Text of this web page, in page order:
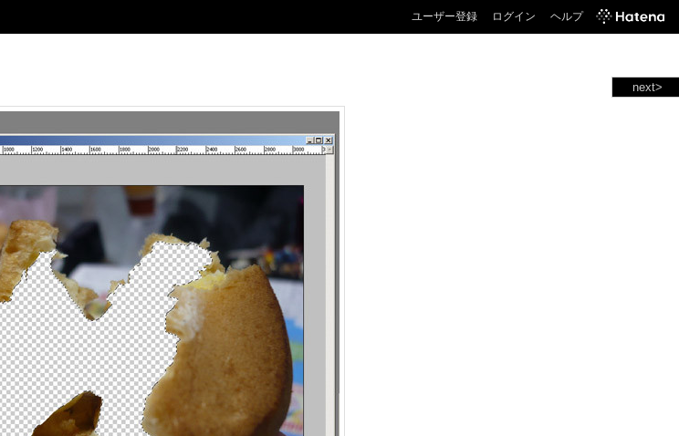
ユーザー登録 ログイン ヘルプ
next>